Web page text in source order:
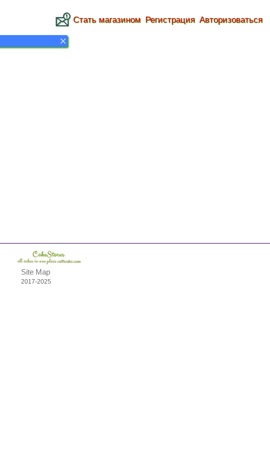
Стать магазином Регистрация Авторизоваться
Site Map
2017-2025